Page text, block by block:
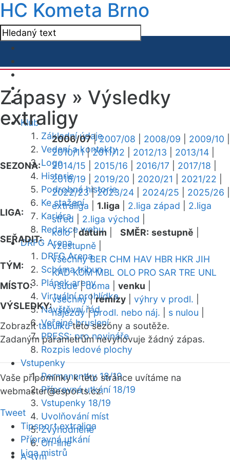
HC Kometa Brno
Klub
Základní údaje
Vedení a kontakty
Logo
Historie
Podrobná historie
Ke stažení
Kariéra
Redakce webu
DRFG Arena
DRFG Arena
Schéma tribun
Plánek areny
Virtuální prohlídka
Návštěvní řád
Veřejné bruslení
PRESS: pro novináře
Rozpis ledové plochy
Vstupenky
Permanentky 18/19
Přípravná utkání 18/19
Vstupenky 18/19
Uvolňování míst
Zvýhodněné
On-line
A-tým
Zápasy » Výsledky
extraligy
SEZONA:
2006/07|2007/08 2008/09 2009/10
2010/11|2011/12 2012/13 2013/14
2014/15
2015/16 2016/17 2017/18
2018/19
2019/20 2020/21 2021/22
2022/23|2023/24 2024/25 2025/26
LIGA:
extraliga 1.liga 2.liga západ
2.liga
střed
2.liga východ
SEŘADIT:
kolo|datum SMĚR: sestupně
vzestupně
TÝM:
všechny BER CHM HAV HBR HKR JIH
KAD KOM MBL OLO PRO SAR TRE UNL
MÍSTO:
všude|doma venku
VÝSLEDKY:
všechny|remízy výhry v prodl.
nájezdy|prodl. nebo náj. s nulou
Zobrazittabulkutéto sezóny a soutěže.
Zadaným parametrům nevyhovuje žádný zápas.
Vaše připomínky k této stránce uvítáme na
webmaster@esports.cz.
Tweet
Tipsport extraliga
Přípravná utkání
Liga mistrů